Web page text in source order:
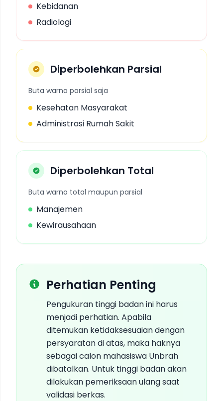
Kebidanan
Radiologi
Diperbolehkan Parsial
Buta warna parsial saja
Kesehatan Masyarakat
Administrasi Rumah Sakit
Diperbolehkan Total
Buta warna total maupun parsial
Manajemen
Kewirausahaan
Perhatian Penting
Pengukuran tinggi badan ini harus
menjadi perhatian. Apabila
ditemukan ketidaksesuaian dengan
persyaratan di atas, maka haknya
sebagai calon mahasiswa Unbrah
dibatalkan. Untuk tinggi badan akan
dilakukan pemeriksaan ulang saat
validasi berkas.